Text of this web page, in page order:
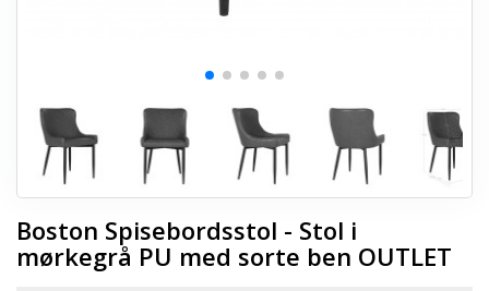
Boston Spisebordsstol - Stol i
mørkegrå PU med sorte ben OUTLET